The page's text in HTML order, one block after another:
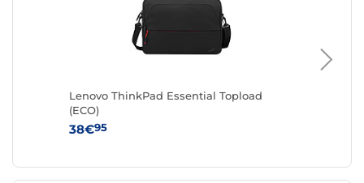
Lenovo ThinkPad Essential Topload
(ECO)
38€95